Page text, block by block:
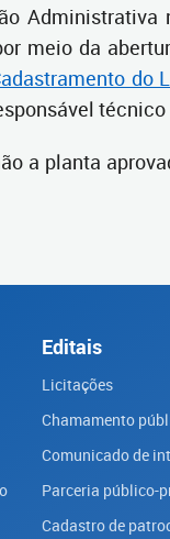
meio da
do
a planta
Editais
Licitações
Chamamento
Comunicado de
Parceria público-
Cadastro de